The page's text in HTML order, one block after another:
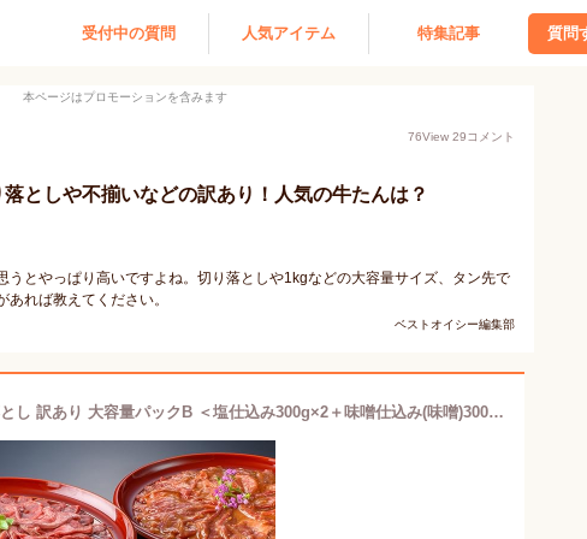
受付中の質問 人気アイテム 特集記事 質問
本ページはプロモーションを含みます
76View 29コメント
としや不揃いなどの訳あり！人気の牛たんは？
うとやっぱり高いですよね。切り落としや1kgなどの大容量サイズ、タン先で
れば教えてください。
ベストオイシー編集部
伊達の牛たん本舗 牛たん切り落とし 訳あり 大容量パックB ＜塩仕込み300g×2＋味噌仕込み(味噌)300g×2＞ (計1.2kg / 大容量 / 8-12人前) 自宅用 焼肉 BBQ 牛肉 仙台名物 お取り寄せグルメ TMS-1200